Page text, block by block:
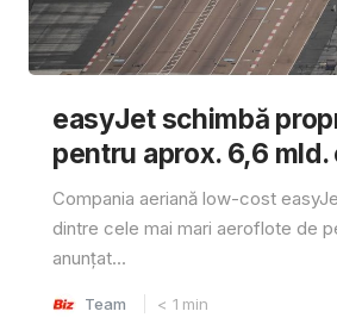
easyJet schimbă
pentru aprox. 6,6 mld.
Compania aeriană low-cost
dintre cele mai mari aeroflote de
anunțat...
Team < 1 min